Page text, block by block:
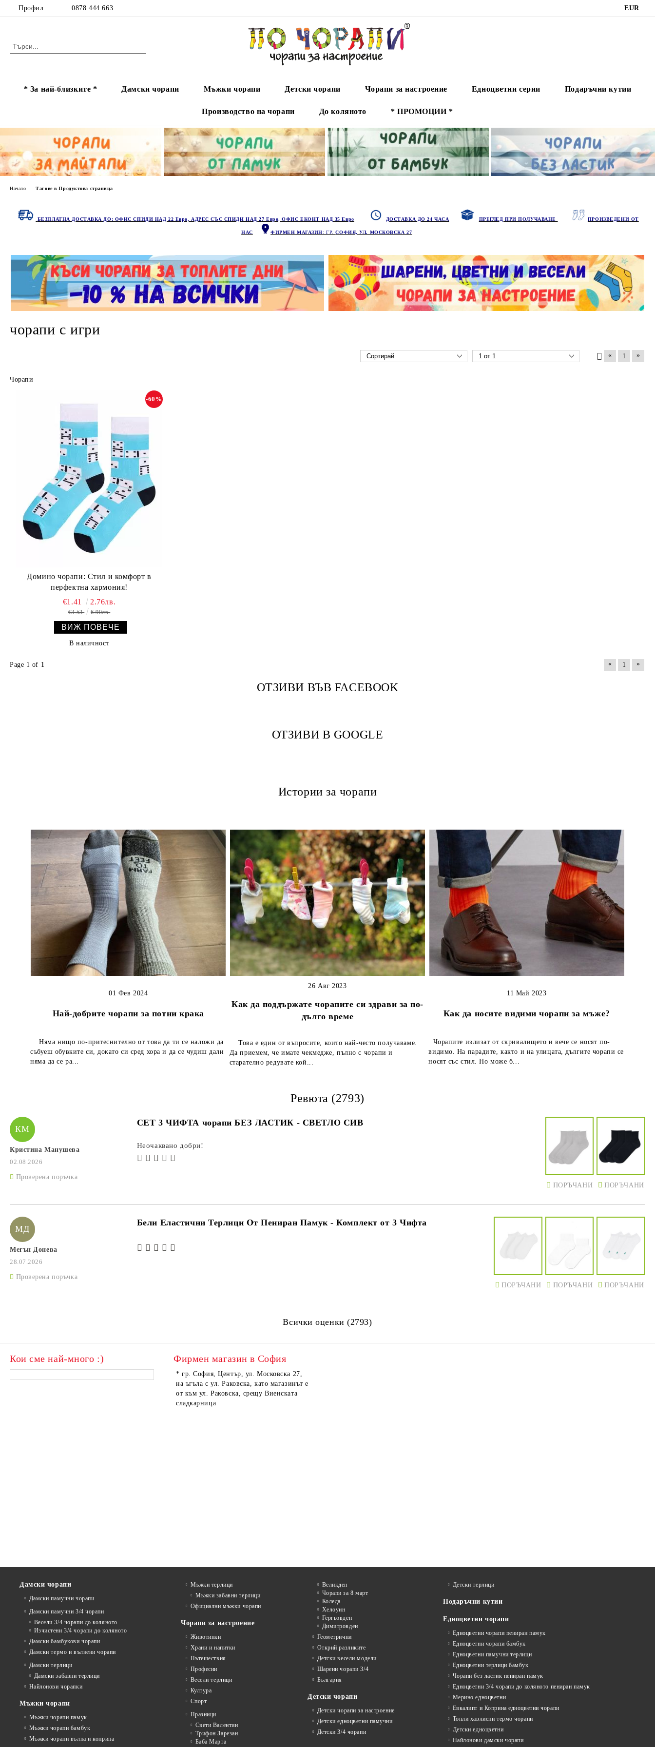
Профил 0878 444 663 EUR
* За най-близките * Дамски чорапи Мъжки чорапи Детски чорапи Чорапи за настроение Едноцветни серии Подаръчни кутии
Производство на чорапи До коляното * ПРОМОЦИИ *
БЕЗПЛАТНА ДОСТАВКА ДО: ОФИС СПИДИ НАД 22 Евро, АДРЕС СЪС СПИДИ НАД 27 Евро, ОФИС ЕКОНТ НАД 35 Евро ДОСТАВКА ДО 24 ЧАСА ПРЕГЛЕД ПРИ ПОЛУЧАВАНЕ ПРОИЗВЕДЕНИ ОТ
НАС ФИРМЕН МАГАЗИН: ГР.СОФИЯ, УЛ. МОСКОВСКА 27
Начало Тагове в Продуктова страница
чорапи с игри
« 1 »
Чорапи
Домино чорапи: Стил и комфорт в
перфектна хармония!
-60%
€1.41 2.76лв.
€3.53 6.90лв.
ВИЖ ПОВЕЧЕ
В наличност
Page 1 of 1 « 1 »
ОТЗИВИ ВЪВ FACEBOOK
ОТЗИВИ В GOOGLE
Истории за чорапи
Най-добрите чорапи за потни крака
01 Фев 2024
Няма нищо по-притеснително от това да ти се наложи да
събуеш обувките си, докато си сред хора и да се чудиш дали
няма да се ра...
Как да поддържате чорапите си здрави за по-
дълго време
26 Авг 2023
Това е един от въпросите, които най-често получаваме.
Да приемем, че имате чекмедже, пълно с чорапи и
старателно редувате кой...
Как да носите видими чорапи за мъже?
11 Май 2023
Чорапите излизат от скривалището и вече се носят по-
видимо. На парадите, както и на улицата, дългите чорапи се
носят със стил. Но може б...
Ревюта (2793)
КМ
Кристина Манушева
02.08.2026
Проверена поръчка
СЕТ 3 ЧИФТА чорапи БЕЗ ЛАСТИК - СВЕТЛО СИВ
Неочаквано добри!
ПОРЪЧАНИ ПОРЪЧАНИ
МД
Мегън Донева
28.07.2026
Проверена поръчка
Бели Еластични Терлици От Пениран Памук - Комплект от 3 Чифта
ПОРЪЧАНИ ПОРЪЧАНИ ПОРЪЧАНИ
Всички оценки (2793)
Кои сме най-много :) Фирмен магазин в София
* гр. София, Център, ул. Московска 27,
на ъгъла с ул. Раковска, като магазинът е
от към ул. Раковска, срещу Виенската
сладкарница
Дамски чорапи
Дамски памучни чорапи
Дамски памучни 3/4 чорапи
Весели 3/4 чорапи до коляното
Изчистени 3/4 чорапи до коляното
Дамски бамбукови чорапи
Дамски термо и вълнени чорапи
Дамски терлици
Дамски забавни терлици
Найлонови чорапки
Мъжки чорапи
Мъжки чорапи памук
Мъжки чорапи бамбук
Мъжки чорапи вълна и коприна
Мъжки терлици
Мъжки забавни терлици
Официални мъжки чорапи
Чорапи за настроение
Животинки
Храни и напитки
Пътешествия
Професии
Весели терлици
Култура
Спорт
Празници
Свети Валентин
Трифон Зарезан
Баба Марта
Великден
Чорапи за 8 март
Коледа
Хелоуин
Гергьовден
Димитровден
Геометрични
Открий разликите
Детски весели модели
Шарени чорапи 3/4
България
Детски чорапи
Детски чорапи за настроение
Детски едноцветни памучни
Детски 3/4 чорапи
Детски терлици
Подаръчни кутии
Едноцветни чорапи
Едноцветни чорапи пениран памук
Едноцветни чорапи бамбук
Едноцветни памучни терлици
Едноцветни терлици бамбук
Чорапи без ластик пениран памук
Едноцветни 3/4 чорапи до коляното пениран памук
Мерино едноцветни
Евкалипт и Коприна едноцветни чорапи
Топли хавлиени термо чорапи
Детски едноцветни
Найлонови дамски чорапи